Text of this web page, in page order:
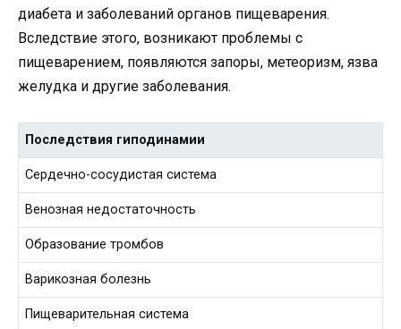
диабета и заболеваний органов пищеварения.
Вследствие этого, возникают проблемы с
пищеварением, появляются запоры, метеоризм, язва
желудка и другие заболевания.
Последствия гиподинамии
Сердечно-сосудистая система
Венозная недостаточность
Образование тромбов
Варикозная болезнь
Пищеварительная система